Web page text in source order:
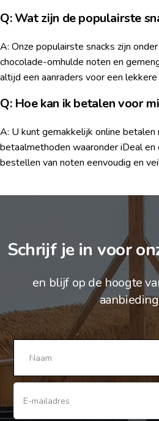
Q: Wat zijn de populairste
A: Onze populairste snacks zijn
chocolade-omhulde noten en
altijd een aanraders voor een
Q: Hoe kan ik betalen voor
A: U kunt gemakkelijk online betalen
betaalmethoden waaronder iDeal
bestellen van noten eenvoudig en
Schrijf je in voor
en blijf op de hoogte